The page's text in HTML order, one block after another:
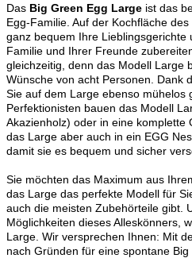
Das Big Green Egg Large ist das
Egg-Familie. Auf der Kochfläche
ganz bequem Ihre Lieblingsgerichte
Familie und Ihrer Freunde
gleichzeitig, denn das Modell Large
Wünsche von acht Personen. Dank
Sie auf dem Large ebenso mühelos
Perfektionisten bauen das Modell
Akazienholz) oder in eine komplette
das Large aber auch in ein EGG
damit sie es bequem und sicher
Sie möchten das Maximum aus
das Large das perfekte Modell für
auch die meisten Zubehörteile gibt.
Möglichkeiten dieses Alleskönners,
Large. Wir versprechen Ihnen: Mit
nach Gründen für eine spontane